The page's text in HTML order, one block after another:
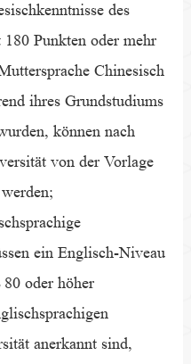
des
Punkten oder mehr
Chinesisch
ihres Grundstudiums
können nach
von der Vorlage
ein Englisch-Niveau
oder höher
anerkannt sind,